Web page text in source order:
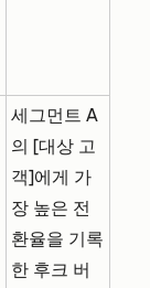
세그먼트 A
의 [대상 고
객]에게 가
장 높은 전
환율을 기록
한 후크 버